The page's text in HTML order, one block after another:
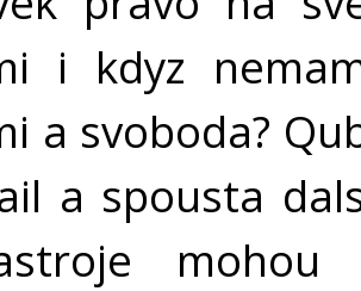
i kdyz
a svoboda?
a spousta
mohou